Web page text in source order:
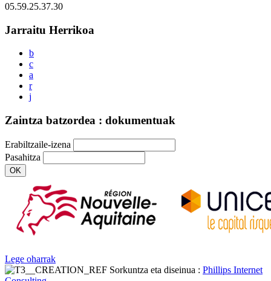
05.59.25.37.30
Jarraitu Herrikoa
b
c
a
r
j
Zaintza batzordea : dokumentuak
Erabiltzaile-izena
Pasahitza
OK
Lege oharrak
Sorkuntza eta diseinua : Phillips Internet